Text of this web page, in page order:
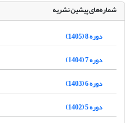
شماره‌های پیشین نشریه
دوره 8 (1405)
دوره 7 (1404)
دوره 6 (1403)
دوره 5 (1402)